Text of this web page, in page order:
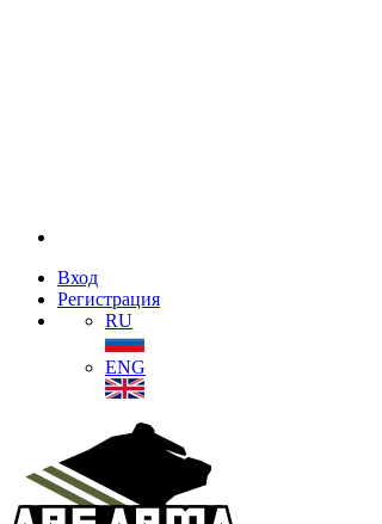
Вход
Регистрация
RU
ENG